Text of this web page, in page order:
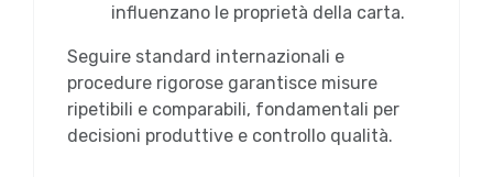
influenzano le proprietà della carta.
Seguire standard internazionali e
procedure rigorose garantisce misure
ripetibili e comparabili, fondamentali per
decisioni produttive e controllo qualità.